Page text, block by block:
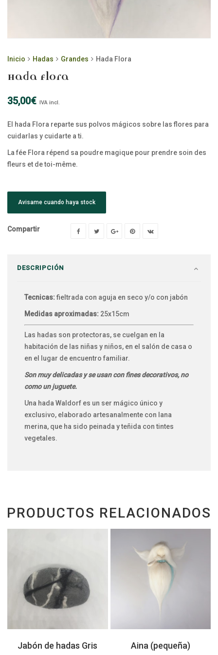
Inicio Hadas Grandes Hada Flora
Hada Flora
35,00€ IVA incl.
El hada Flora reparte sus polvos mágicos sobre las flores para
cuidarlas y cuidarte a ti.
La fée Flora répend sa poudre magique pour prendre soin des
fleurs et de toi-même.
Avisame cuando haya stock
Compartir
DESCRIPCIÓN
Tecnicas: fieltrada con aguja en seco y/o con jabón
Medidas aproximadas: 25x15cm
Las hadas son protectoras, se cuelgan en la
habitación de las niñas y niños, en el salón de casa o
en el lugar de encuentro familiar.
Son muy delicadas y se usan con fines decorativos, no
como un juguete.
Una hada Waldorf es un ser mágico único y
exclusivo, elaborado artesanalmente con lana
merina, que ha sido peinada y teñida con tintes
vegetales.
PRODUCTOS RELACIONADOS
Jabón de hadas Gris Aina (pequeña)